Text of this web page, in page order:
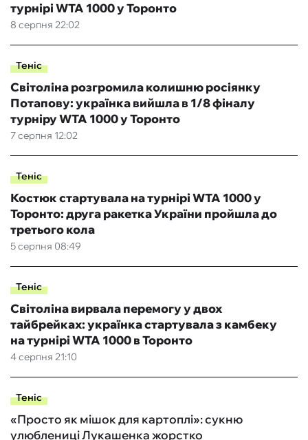
8 серпня 22:02
турнірі WTA 1000 у Торонто
Теніс
7 серпня 12:02
Світоліна розгромила колишню росіянку
Потапову: українка вийшла в 1/8 фіналу
турніру WTA 1000 у Торонто
Теніс
5 серпня 08:49
Костюк стартувала на турнірі WTA 1000 у
Торонто: друга ракетка України пройшла до
третього кола
Теніс
4 серпня 21:10
Світоліна вирвала перемогу у двох
тайбрейках: українка стартувала з камбеку
на турнірі WTA 1000 в Торонто
Теніс
«Просто як мішок для картоплі»: сукню
улюблениці Лукашенка жорстко